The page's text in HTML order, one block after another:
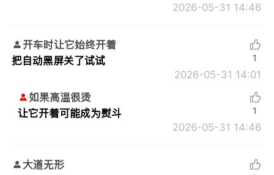
2026-05-31 14:46
开车时让它始终开着
把自动黑屏关了试试
2026-05-31 14:01
1
如果高温很烫
让它开着可能成为熨斗
2026-05-31 14:46
1
大道无形